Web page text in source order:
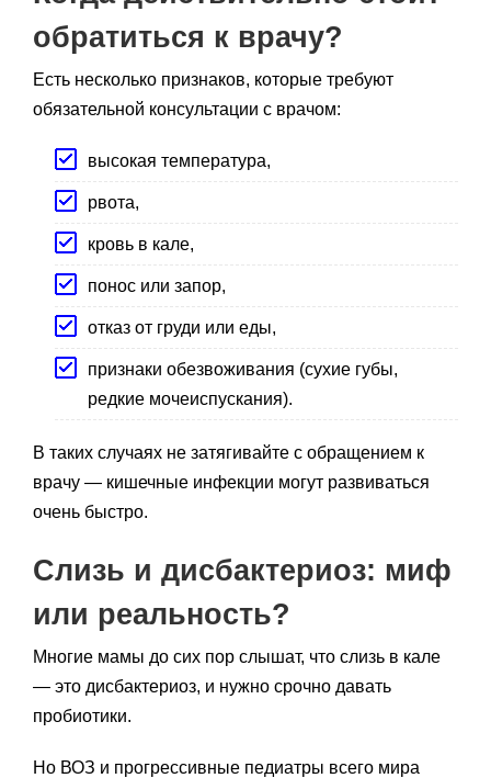
обратиться к врачу?
Есть несколько признаков, которые требуют
обязательной консультации с врачом:
высокая температура,
рвота,
кровь в кале,
понос или запор,
отказ от груди или еды,
признаки обезвоживания (сухие губы,
редкие мочеиспускания).
В таких случаях не затягивайте с обращением к
врачу — кишечные инфекции могут развиваться
очень быстро.
Слизь и дисбактериоз: миф
или реальность?
Многие мамы до сих пор слышат, что слизь в кале
— это дисбактериоз, и нужно срочно давать
пробиотики.
Но ВОЗ и прогрессивные педиатры всего мира